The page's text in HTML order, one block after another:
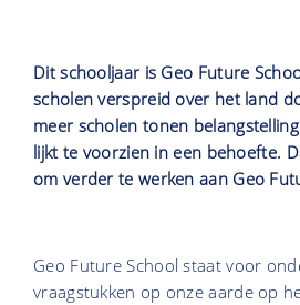
Dit schooljaar is Geo Future
scholen verspreid over het land
meer scholen tonen
lijkt te voorzien in een behoefte.
om verder te werken aan Geo
Geo Future School staat voor
vraagstukken op onze aarde op